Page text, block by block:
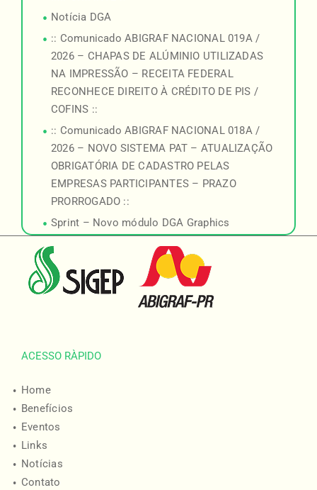
Notícia DGA
:: Comunicado ABIGRAF NACIONAL 019A /
2026 – CHAPAS DE ALÚMINIO UTILIZADAS
NA IMPRESSÃO – RECEITA FEDERAL
RECONHECE DIREITO À CRÉDITO DE PIS /
COFINS ::
:: Comunicado ABIGRAF NACIONAL 018A /
2026 – NOVO SISTEMA PAT – ATUALIZAÇÃO
OBRIGATÓRIA DE CADASTRO PELAS
EMPRESAS PARTICIPANTES – PRAZO
PRORROGADO ::
Sprint – Novo módulo DGA Graphics
ACESSO RÀPIDO
Home
Benefícios
Eventos
Links
Notícias
Contato